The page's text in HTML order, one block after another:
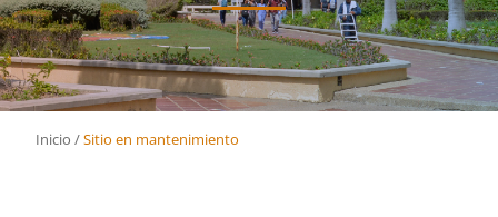
Inicio /Sitio en mantenimiento